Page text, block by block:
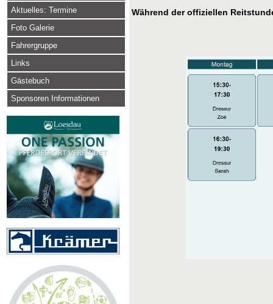
Aktuelles: Termine
Foto Galerie
Fahrergruppe
Links
Gästebuch
Sponsoren Informationen
Während der offiziellen